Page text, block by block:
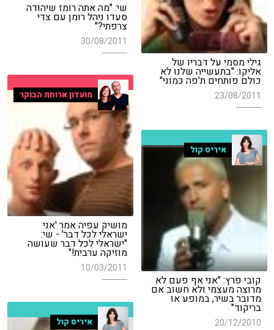
שי: "מה אתה רומז שיהודה
סעדו ניהל רומן עם צדי
צרפתי?"
30/08/2011
גילי מסמי על דבריו של
אליקו: "בתעשייה שלנו לא
כולם פותחים ת'פה כמוני"
23/08/2011 מועדון ארוחת הבוקר
מושיק עפיה אמר 'אני
ישראלי לכל דבר' - שי:
"ישראלי לכל דבר שעושה
מוזיקה ערבית!"
10/03/2011
איריס קול
קובי פרץ: "אני אף פעם לא
מרוצה מעצמי ולא חשוב אם
מדובר בשיר, במופע או
בריקוד"
20/12/2010 איריס קול